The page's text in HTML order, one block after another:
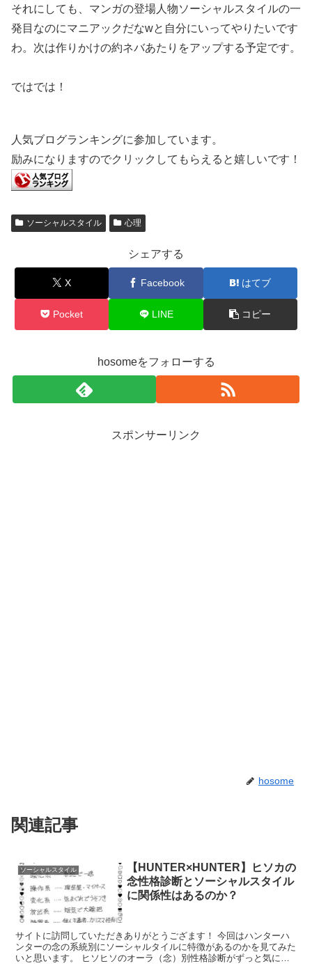
それにしても、マンガの登場人物ソーシャルスタイルの一
発目なのにマニアックだなwと自分にいってやりたいです
わ。次は作りかけの約ネバあたりをアップする予定です。
ではでは！
人気ブログランキングに参加しています。
励みになりますのでクリックしてもらえると嬉しいです！
ソーシャルスタイル 心理
シェアする
X Facebook はてブ
Pocket LINE コピー
hosomeをフォローする
スポンサーリンク
hosome
関連記事
ソーシャルスタイル
【HUNTER×HUNTER】ヒソカの
念性格診断とソーシャルスタイル
に関係性はあるのか？
サイトに訪問していただきありがとうござます！ 今回はハンターハ
ンターの念の系統別にソーシャルタイルに特徴があるのかを見てみた
いと思います。 ヒソヒソのオーラ（念）別性格診断がずっと気にな